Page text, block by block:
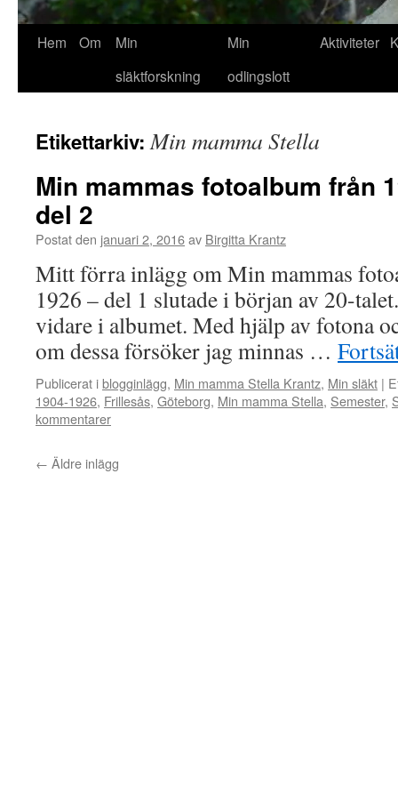
Hem Om
Min
släktforskning
Min
odlingslott
Aktiviteter
Etikettarkiv:Min mamma Stella
Min mammas fotoalbum från
del 2
Postat den januari 2, 2016av Birgitta Krantz
Mitt förra inlägg om Min mammas
1926 – del 1 slutade i början av 20-
vidare i albumet. Med hjälp av fotona
om dessa försöker jag minnas …
Publicerat iblogginlägg, Min mamma Stella Krantz, Min släkt |
1904-1926, Frillesås, Göteborg, Min mamma Stella, Semester,
kommentarer
← Äldre inlägg